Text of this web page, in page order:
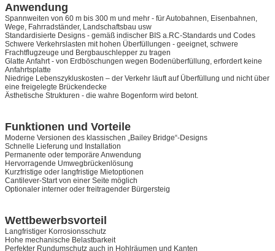
Anwendung
Spannweiten von 60 m bis 300 m und mehr - für Autobahnen, Eisenbahnen,
Wege, Fahrradständer, Landschaftsbau usw
Standardisierte Designs - gemäß indischer BIS a.RC-Standards und Codes
Schwere Verkehrslasten mit hohen Überfüllungen - geeignet, schwere
Frachtflugzeuge und Bergbauschlepper zu tragen
Glatte Anfahrt - von Erdböschungen wegen Bodenüberfüllung, erfordert keine
Anfahrtsplatte
Niedrige Lebenszykluskosten – der Verkehr läuft auf Überfüllung und nicht über
eine freigelegte Brückendecke
Ästhetische Strukturen - die wahre Bogenform wird betont.
Funktionen und Vorteile
Moderne Versionen des klassischen „Bailey Bridge“-Designs
Schnelle Lieferung und Installation
Permanente oder temporäre Anwendung
Hervorragende Umwegbrückenlösung
Kurzfristige oder langfristige Mietoptionen
Cantilever-Start von einer Seite möglich
Optionaler interner oder freitragender Bürgersteig
Wettbewerbsvorteil
Langfristiger Korrosionsschutz
Hohe mechanische Belastbarkeit
Perfekter Rundumschutz auch in Hohlräumen und Kanten